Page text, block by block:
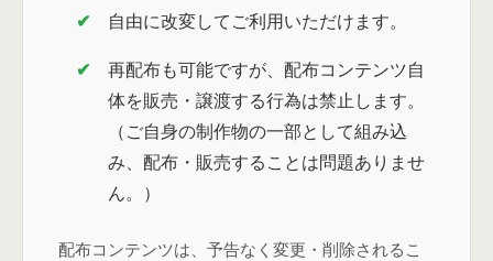
自由に改変してご利用いただけます。
再配布も可能ですが、配布コンテンツ自
体を販売・譲渡する行為は禁止します。
（ご自身の制作物の一部として組み込
み、配布・販売することは問題ありませ
ん。）
配布コンテンツは、予告なく変更・削除されるこ